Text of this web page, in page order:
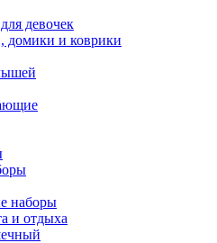
девочек
домики и коврики
наборы
и отдыха